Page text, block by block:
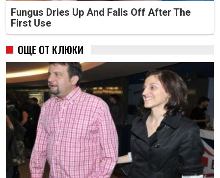
Fungus Dries Up And Falls Off After The
First Use
ОЩЕ ОТ КЛЮКИ